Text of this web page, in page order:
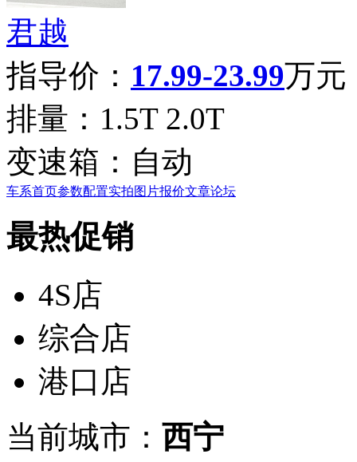
君越
指导价： 17.99-23.99万元
排量： 1.5T 2.0T
变速箱： 自动
车系首页参数配置实拍图片报价文章论坛
最热促销
4S店
综合店
港口店
当前城市： 西宁